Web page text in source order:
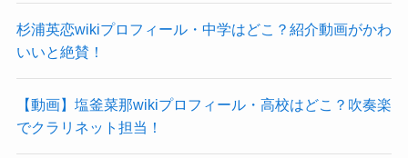
杉浦英恋wikiプロフィール・中学はどこ？紹介動画がかわ
いいと絶賛！
【動画】塩釜菜那wikiプロフィール・高校はどこ？吹奏楽
でクラリネット担当！